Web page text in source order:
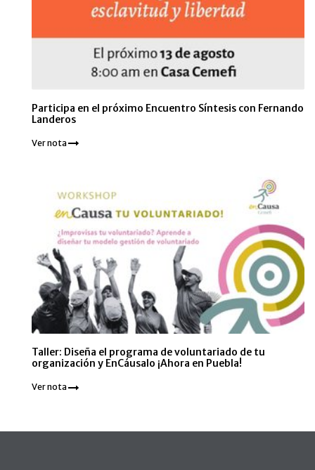
Participa en el próximo Encuentro Síntesis con Fernando
Landeros
Ver nota
Taller: Diseña el programa de voluntariado de tu
organización y EnCáusalo ¡Ahora en Puebla!
Ver nota